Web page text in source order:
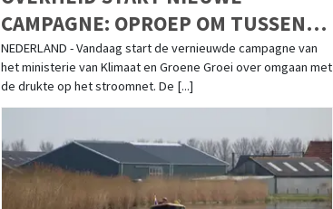
CAMPAGNE: OPROEP OM TUSSEN
16.00 EN 21.00 MINDER STROOM TE
GEBRUIKEN
NEDERLAND - Vandaag start de vernieuwde campagne van
het ministerie van Klimaat en Groene Groei over omgaan met
de drukte op het stroomnet. De [...]